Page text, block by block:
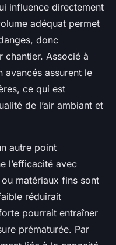
influence directement
adéquat permet
donc
chantier. Associé à
avancés assurent le
ce qui est
de l’air ambiant et
autre point
l’efficacité avec
matériaux fins sont
réduirait
pourrait entraîner
prématurée. Par